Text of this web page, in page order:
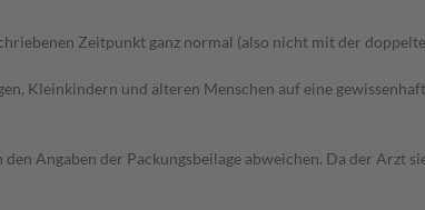
Zeitpunkt ganz normal (also nicht mit der
Kleinkindern und älteren Menschen auf eine
Angaben der Packungsbeilage abweichen. Da der